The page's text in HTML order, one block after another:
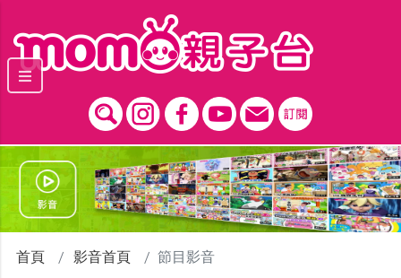
首頁 影音首頁 節目影音